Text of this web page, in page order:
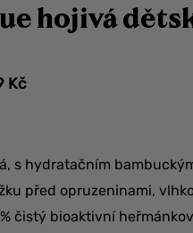
hojivá
Kč
s hydratačním
před opruzeninami,
čistý bioaktivní